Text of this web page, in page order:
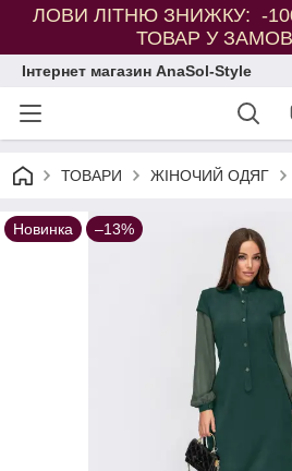
ЛОВИ ЛІТНЮ ЗНИЖКУ: -
ТОВАР У
Інтернет магазин AnaSol-Style
ТОВАРИ ЖІНОЧИЙ ОДЯГ
Новинка –13%